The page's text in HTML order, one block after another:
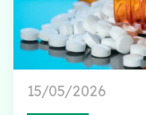
15/05/2026